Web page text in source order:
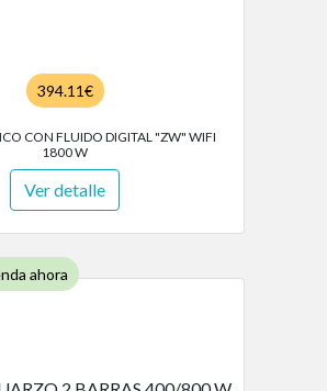
394.11€
CON FLUIDO DIGITAL "ZW" WIFI
1800 W
Ver detalle
ahora